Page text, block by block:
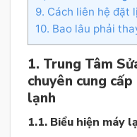
9. Cách liên hệ đặt
10. Bao lâu phải
1. Trung Tâm
chuyên cung
lạnh
1.1. Biểu hiện máy